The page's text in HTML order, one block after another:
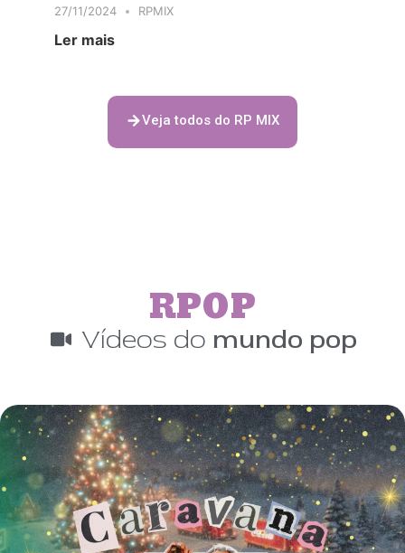
27/11/2024 RPMIX
Ler mais
Veja todos do RP MIX
RPOP
Vídeos do mundo pop